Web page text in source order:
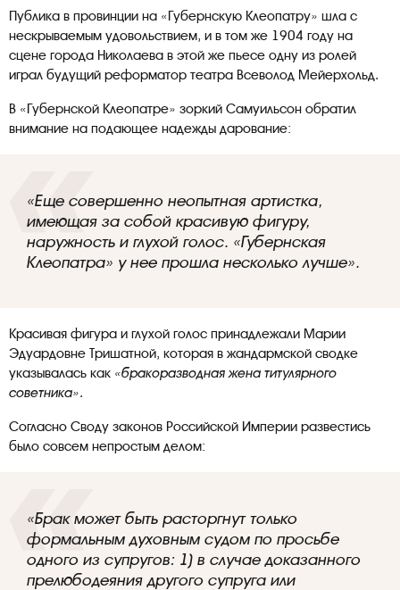
Публика в провинции на «Губернскую Клеопатру» шла с
нескрываемым удовольствием, и в том же 1904 году на
сцене города Николаева в этой же пьесе одну из ролей
играл будущий реформатор театра Всеволод Мейерхольд.
В «Губернской Клеопатре» зоркий Самуильсон обратил
внимание на подающее надежды дарование:
«Еще совершенно неопытная артистка,
имеющая за собой красивую фигуру,
наружность и глухой голос. «Губернская
Клеопатра» у нее прошла несколько лучше».
Красивая фигура и глухой голос принадлежали Марии
Эдуардовне Тришатной, которая в жандармской сводке
указывалась как «бракоразводная жена титулярного
советника».
Согласно Своду законов Российской Империи развестись
было совсем непростым делом:
«Брак может быть расторгнут только
формальным духовным судом по просьбе
одного из супругов: 1) в случае доказанного
прелюбодеяния другого супруга или